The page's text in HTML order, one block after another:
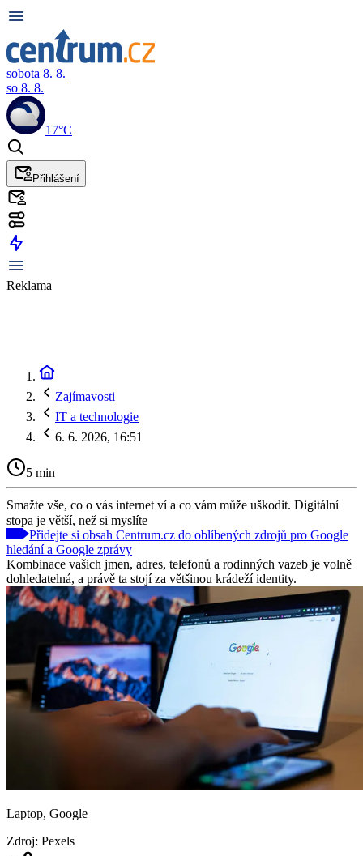
sobota 8. 8.
so 8. 8.
17°C
Přihlášení
Reklama
Zajímavosti
IT a technologie
6. 6. 2026, 16:51
5 min
Smažte vše, co o vás internet ví a co vám může uškodit. Digitální
stopa je větší, než si myslíte
Přidejte si obsah Centrum.cz do oblíbených zdrojů pro Google
hledání a Google zprávy
Kombinace vašich jmen, adres, telefonů a rodinných vazeb je volně
dohledatelná, a právě ta stojí za většinou krádeží identity.
Laptop, Google
Zdroj: Pexels